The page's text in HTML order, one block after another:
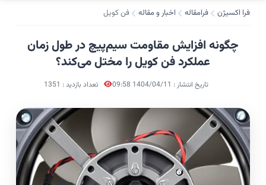
فرا اکسیژن فرامقاله اخبار و مقاله فن کویل
چگونه افزایش مقاومت سیم‌پیچ در طول زمان
عملکرد فن کویل را مختل می‌کند؟
تاریخ انتشار : 1404/04/11 09:58 تعداد بازدید : 1351